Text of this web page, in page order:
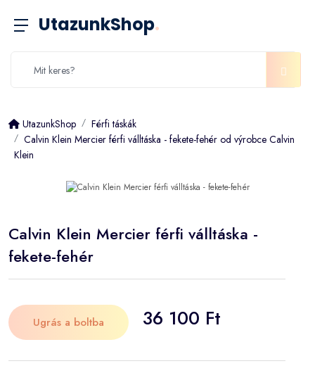
UtazunkShop.
UtazunkShop
Férfi táskák
Calvin Klein Mercier férfi válltáska - fekete-fehér od výrobce Calvin
Klein
Calvin Klein Mercier férfi válltáska -
fekete-fehér
Ugrás a boltba 36 100 Ft